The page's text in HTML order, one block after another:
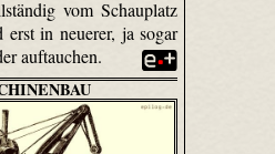
vom Schauplatz
erst in neuerer, ja sogar
auftauchen.